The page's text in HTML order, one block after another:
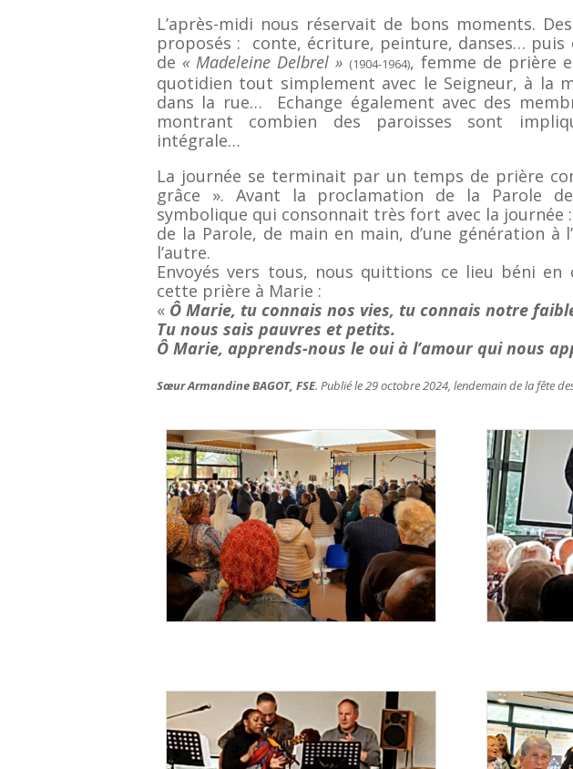
L’après-midi nous réservait de bons moments.
proposés : conte, écriture, peinture, danses… puis
de « Madeleine Delbrel » (1904-1964), femme de prière
quotidien tout simplement avec le Seigneur, à la
dans la rue… Echange également avec des
montrant combien des paroisses sont
intégrale…
La journée se terminait par un temps de prière
grâce ». Avant la proclamation de la Parole
symbolique qui consonnait très fort avec la journée
de la Parole, de main en main, d’une génération à
l’autre.
Envoyés vers tous, nous quittions ce lieu béni
cette prière à Marie :
« Ô Marie, tu connais nos vies, tu connais notre
Tu nous sais pauvres et petits.
Ô Marie, apprends-nous le oui à l’amour qui nous
Sœur Armandine BAGOT, FSE. Publié le 29 octobre 2024, lendemain de la fête